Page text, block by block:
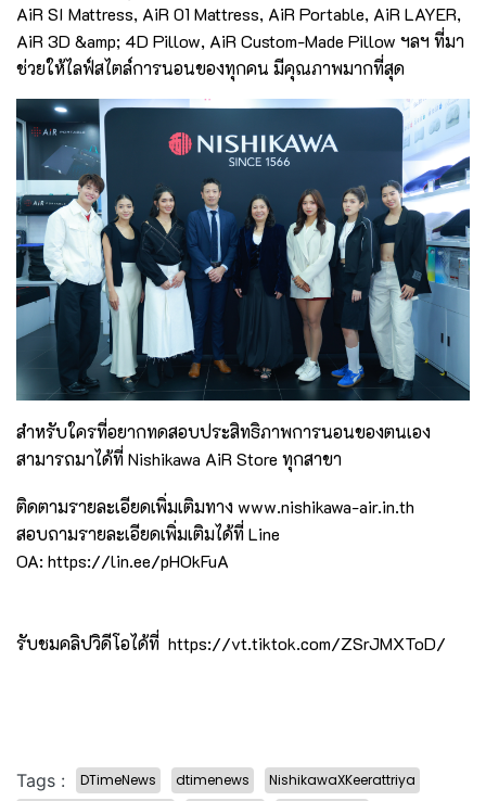
AiR SI Mattress, AiR 01 Mattress, AiR Portable, AiR LAYER,
AiR 3D &amp; 4D Pillow, AiR Custom-Made Pillow ฯลฯที่มา
ช่วยให้ไลฟ์สไตล์การนอนของทุกคน มีคุณภาพมากที่สุด
สำหรับใครที่อยากทดสอบประสิทธิภาพการนอนของตนเอง
สามารถมาได้ที่ Nishikawa AiR Store ทุกสาขา
ติดตามรายละเอียดเพิ่มเติมทางwww.nishikawa-air.in.th
สอบถามรายละเอียดเพิ่มเติมได้ที่ Line
OA: https://lin.ee/pHOkFuA
รับชมคลิปวิดีโอได้ที่ https://vt.tiktok.com/ZSrJMXToD/
Tags : DTimeNews dtimenews
NishikawaXKeerattriya